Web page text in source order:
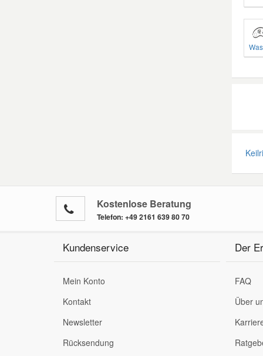
Kostenlose Beratung
Telefon: +49 2161 639 80 70
Kundenservice
Mein Konto
Kontakt
Newsletter
Rücksendung
Der
FAQ
Über